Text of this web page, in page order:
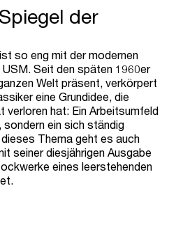
der
so eng mit der modernen
Seit den späten 1960er
Welt präsent, verkörpert
eine Grundidee, die
verloren hat: Ein Arbeitsumfeld
ein sich ständig
Thema geht es auch
seiner diesjährigen Ausgabe
eines leerstehenden